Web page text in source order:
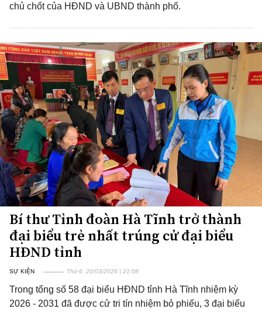
chủ chốt của HĐND và UBND thành phố.
Bí thư Tỉnh đoàn Hà Tĩnh trở thành
đại biểu trẻ nhất trúng cử đại biểu
HĐND tỉnh
SỰ KIỆN Thứ 6, 20/03/2026 | 21:08
Trong tổng số 58 đại biểu HĐND tỉnh Hà Tĩnh nhiệm kỳ
2026 - 2031 đã được cử tri tín nhiệm bỏ phiếu, 3 đại biểu